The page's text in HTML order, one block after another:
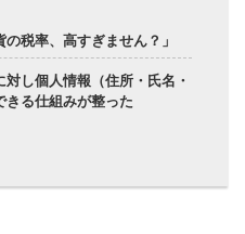
税率、高すぎません？」
し個人情報（住所・氏名・
きる仕組みが整った